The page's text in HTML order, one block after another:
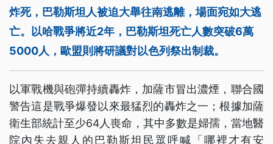
炸死，巴勒斯坦人被迫大舉往南逃離，場面宛如大逃
亡。以哈戰爭將近2年，巴勒斯坦死亡人數突破6萬
5000人，歐盟則將研議對以色列祭出制裁。
以軍戰機與砲彈持續轟炸，加薩市冒出濃煙，聯合國
警告這是戰爭爆發以來最猛烈的轟炸之一；根據加薩
衛生部統計至少64人喪命，其中多數是婦孺，當地醫
院內失去親人的巴勒斯坦民眾呼喊「哪裡才有安